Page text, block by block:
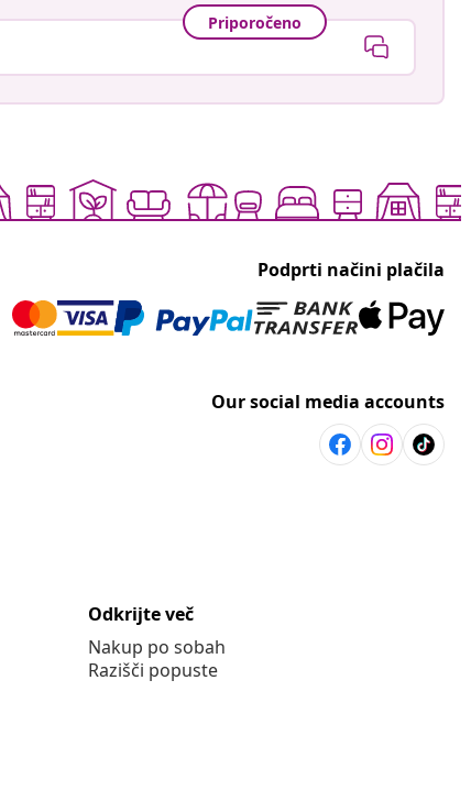
Priporočeno
Podprti načini plačila
Our social media accounts
Odkrijte več
Nakup po sobah
Razišči popuste